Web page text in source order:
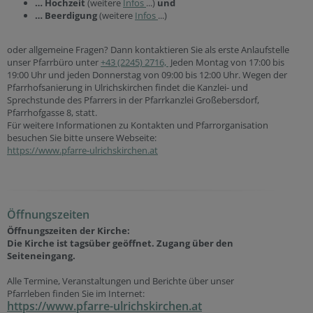
… Hochzeit (weitere Infos ...) und
… Beerdigung(weitere Infos ...)
oder allgemeine Fragen? Dann kontaktieren Sie als erste Anlaufstelle
unser Pfarrbüro unter +43 (2245) 2716, Jeden Montag von 17:00 bis
19:00 Uhr und jeden Donnerstag von 09:00 bis 12:00 Uhr. Wegen der
Pfarrhofsanierung in Ulrichskirchen findet die Kanzlei- und
Sprechstunde des Pfarrers in der Pfarrkanzlei Großebersdorf,
Pfarrhofgasse 8, statt.
Für weitere Informationen zu Kontakten und Pfarrorganisation
besuchen Sie bitte unsere Webseite:
https://www.pfarre-ulrichskirchen.at
Öffnungszeiten
Öffnungszeiten der Kirche:
Die Kirche ist tagsüber geöffnet. Zugang über den
Seiteneingang.
Alle Termine, Veranstaltungen und Berichte über unser
Pfarrleben finden Sie im Internet:
https://www.pfarre-ulrichskirchen.at